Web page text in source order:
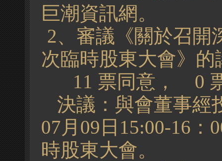
巨潮資訊網。
2、 審議《關於召開
次臨時股東大會》的
11 票同意， 0
決議 ：與會董事
07月 09 日 15:00-16：
時股東大會。